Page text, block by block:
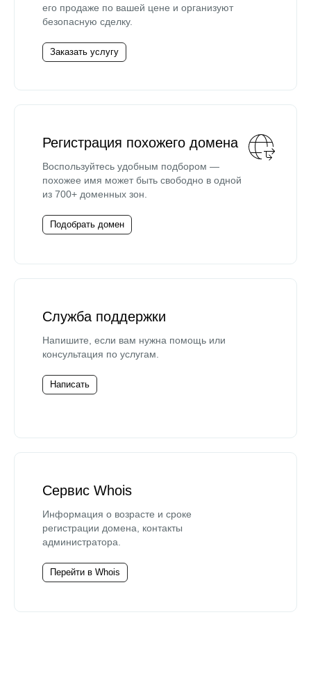
его продаже по вашей цене и организуют
безопасную сделку.
Заказать услугу
Регистрация похожего домена
Воспользуйтесь удобным подбором —
похожее имя может быть свободно в одной
из 700+ доменных зон.
Подобрать домен
Служба поддержки
Напишите, если вам нужна помощь или
консультация по услугам.
Написать
Сервис Whois
Информация о возрасте и сроке
регистрации домена, контакты
администратора.
Перейти в Whois